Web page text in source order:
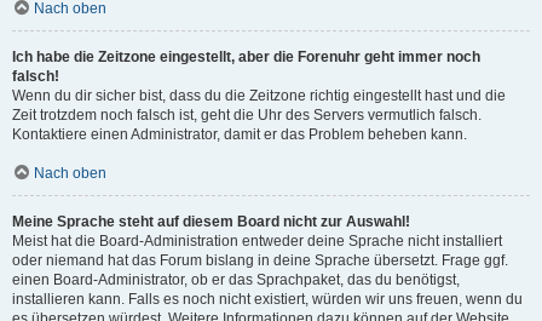
Nach oben
Ich habe die Zeitzone eingestellt, aber die Forenuhr geht immer noch
falsch!
Wenn du dir sicher bist, dass du die Zeitzone richtig eingestellt hast und die
Zeit trotzdem noch falsch ist, geht die Uhr des Servers vermutlich falsch.
Kontaktiere einen Administrator, damit er das Problem beheben kann.
Nach oben
Meine Sprache steht auf diesem Board nicht zur Auswahl!
Meist hat die Board-Administration entweder deine Sprache nicht installiert
oder niemand hat das Forum bislang in deine Sprache übersetzt. Frage ggf.
einen Board-Administrator, ob er das Sprachpaket, das du benötigst,
installieren kann. Falls es noch nicht existiert, würden wir uns freuen, wenn du